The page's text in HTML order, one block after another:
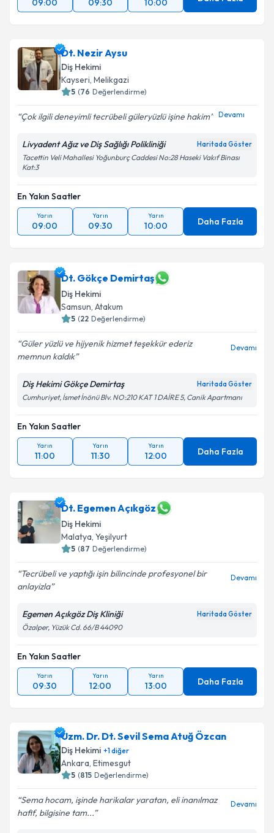
09:00 09:30 10:00
Dt. Nezir Aysu
Diş Hekimi
Kayseri, Melikgazi
5 (76 Değerlendirme)
Çok ilgili deneyimli tecrübeli güleryüzlü işine hakim Devamı
Livyadent Ağız ve Diş Sağlığı Polikliniği Haritada Göster
Tacettin Veli Mahallesi Yoğunburç Caddesi No:28 Haseki Vakıf Binası
Kat:3
En Yakın Saatler
Yarın
09:00
Yarın
09:30
Yarın
10:00 Daha Fazla
Dt. Gökçe Demirtaş
Diş Hekimi
Samsun, Atakum
5 (22 Değerlendirme)
Güler yüzlü ve hijyenik hizmet teşekkür ederiz
memnun kaldık
Devamı
Diş Hekimi Gökçe Demirtaş Haritada Göster
Cumhuriyet, İsmet İnönü Blv. NO:210 KAT 1 DAİRE 5, Canik Apartmanı
En Yakın Saatler
Yarın
11:00
Yarın
11:30
Yarın
12:00 Daha Fazla
Dt. Egemen Açıkgöz
Diş Hekimi
Malatya, Yeşilyurt
5 (87 Değerlendirme)
Tecrübeli ve yaptığı işin bilincinde profesyonel bir
anlayizla
Devamı
Egemen Açıkgöz Diş Kliniği Haritada Göster
Özalper, Yüzük Cd. 66/B 44090
En Yakın Saatler
Yarın
09:30
Yarın
12:00
Yarın
13:00 Daha Fazla
Uzm. Dr. Dt. Sevil Sema Atuğ Özcan
Diş Hekimi +1diğer
Ankara, Etimesgut
5 (815 Değerlendirme)
Sema hocam, işinde harikalar yaratan, eli inanılmaz
hafif, bilgisine tam...
Devamı